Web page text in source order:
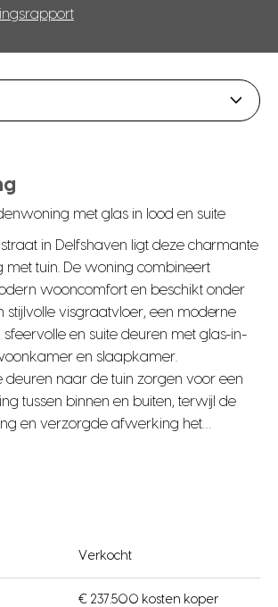
met glas in lood en suite
in Delfshaven ligt deze charmante
met tuin. De woning combineert
wooncomfort en beschikt onder
stijlvolle visgraatvloer, een moderne
en suite deuren met glas-in-
en slaapkamer.
deuren naar de tuin zorgen voor een
tussen binnen en buiten, terwijl de
en verzorgde afwerking het…
Verkocht
€ 237.500 kosten koper